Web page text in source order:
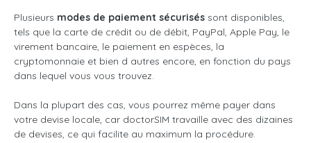
Plusieurs modes de paiement sécurisés sont disponibles,
tels que la carte de crédit ou de débit, PayPal, Apple Pay, le
virement bancaire, le paiement en espèces, la
cryptomonnaie et bien d autres encore, en fonction du pays
dans lequel vous vous trouvez.
Dans la plupart des cas, vous pourrez même payer dans
votre devise locale, car doctorSIM travaille avec des dizaines
de devises, ce qui facilite au maximum la procédure.